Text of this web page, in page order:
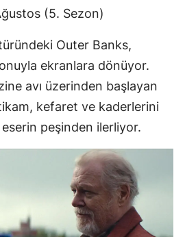
(5. Sezon)
Outer Banks,
ekranlara dönüyor.
avı üzerinden başlayan
kefaret ve kaderlerini
peşinden ilerliyor.